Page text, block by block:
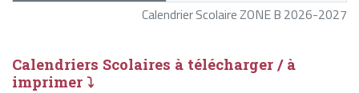
Calendrier Scolaire ZONE B 2026-2027
Calendriers Scolaires à télécharger / à
imprimer ⤵